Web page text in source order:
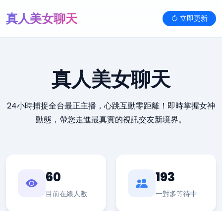
真人美女聊天 立即更新
真人美女聊天
24小時捕捉全台最正主播，心跳互動零距離！即時掌握女神
動態，帶您走進最真實的視訊交友新境界。
60
目前在線人數
193
一對多等待中